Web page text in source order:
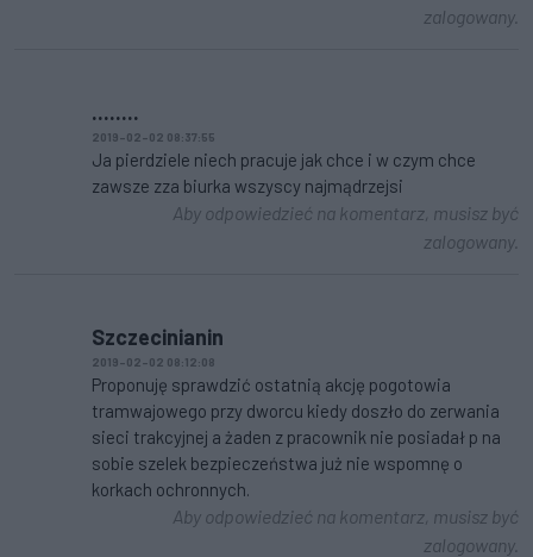
zalogowany.
........
2019-02-02 08:37:55
Ja pierdziele niech pracuje jak chce i w czym chce
zawsze zza biurka wszyscy najmądrzejsi
Aby odpowiedzieć na komentarz, musisz być
zalogowany.
Szczecinianin
2019-02-02 08:12:08
Proponuję sprawdzić ostatnią akcję pogotowia
tramwajowego przy dworcu kiedy doszło do zerwania
sieci trakcyjnej a żaden z pracownik nie posiadał p na
sobie szelek bezpieczeństwa już nie wspomnę o
korkach ochronnych.
Aby odpowiedzieć na komentarz, musisz być
zalogowany.